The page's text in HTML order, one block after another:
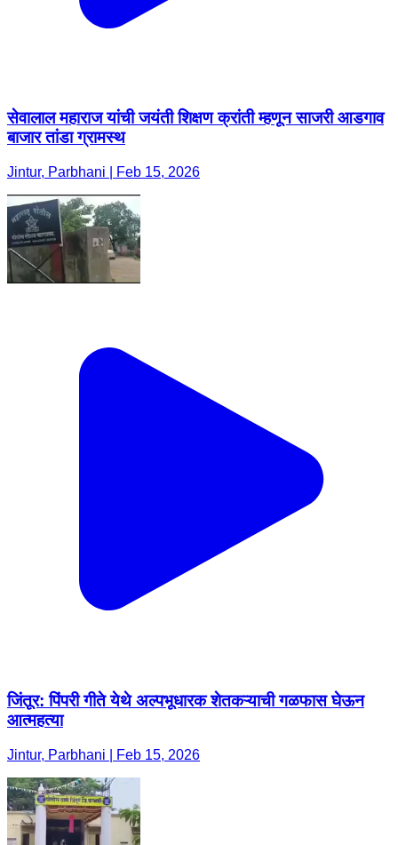
सेवालाल महाराज यांची जयंती शिक्षण क्रांती म्हणून साजरी आडगाव
बाजार तांडा ग्रामस्थ
Jintur, Parbhani | Feb 15, 2026
जिंतूर: पिंपरी गीते येथे अल्पभूधारक शेतकऱ्याची गळफास घेऊन
आत्महत्या
Jintur, Parbhani | Feb 15, 2026